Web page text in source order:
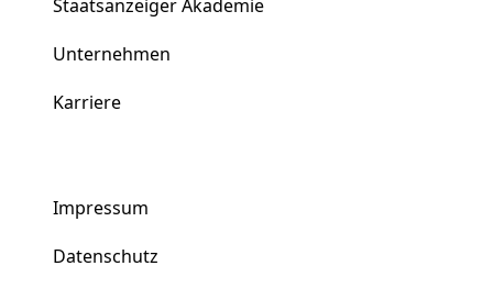
Staatsanzeiger Akademie
Unternehmen
Karriere
Impressum
Datenschutz